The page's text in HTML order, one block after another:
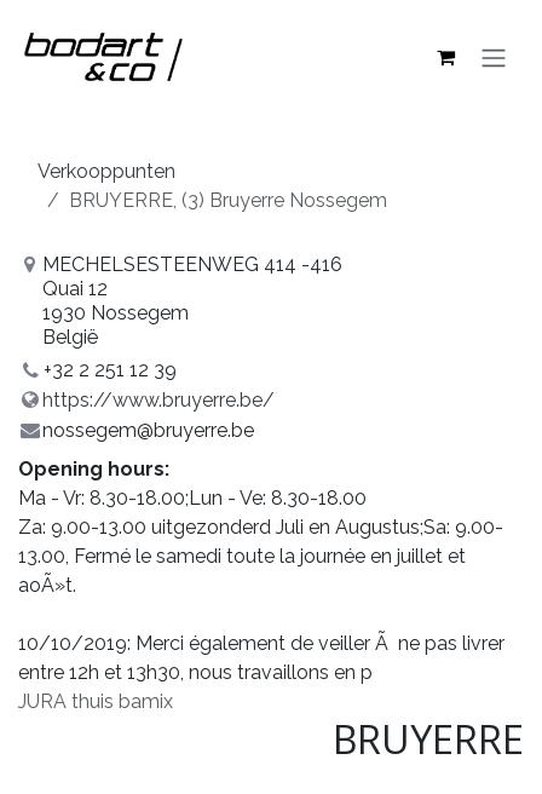
Verkooppunten
BRUYERRE, (3) Bruyerre Nossegem
MECHELSESTEENWEG 414 -416
Quai 12
1930 Nossegem
België
+32 2 251 12 39
https://www.bruyerre.be/
nossegem@bruyerre.be
Opening hours:
Ma - Vr: 8.30-18.00;Lun - Ve: 8.30-18.00
Za: 9.00-13.00 uitgezonderd Juli en Augustus;Sa: 9.00-
13.00, Fermé le samedi toute la journée en juillet et
aoÃ»t.
10/10/2019: Merci également de veiller Ã ne pas livrer
entre 12h et 13h30, nous travaillons en p
JURA thuis bamix
BRUYERRE